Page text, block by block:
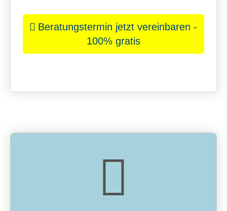
Beratungstermin jetzt vereinbaren -
100% gratis